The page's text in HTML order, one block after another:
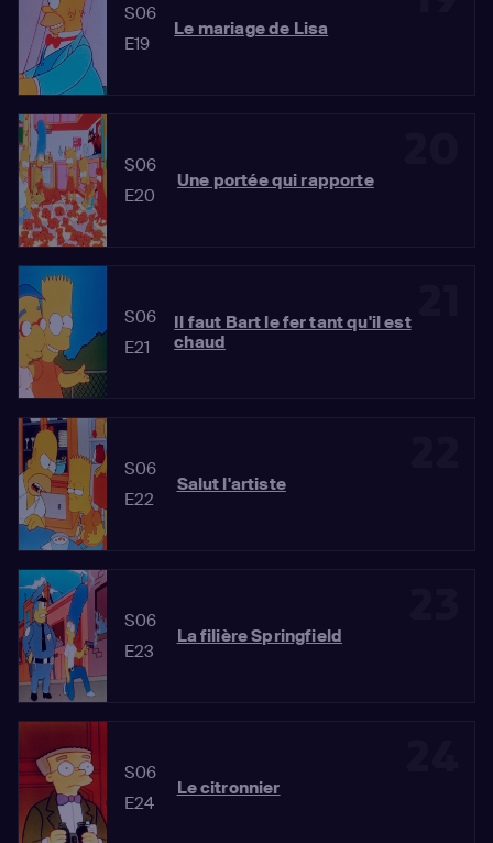
S06
E19
Le mariage de Lisa
S06
E20
Une portée qui rapporte
S06
E21
Il faut Bart le fer tant qu'il est
chaud
S06
E22
Salut l'artiste
S06
E23
La filière Springfield
S06
E24
Le citronnier